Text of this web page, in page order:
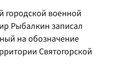
городской военной
Рыбалкин записал
на обозначение
Святогорской